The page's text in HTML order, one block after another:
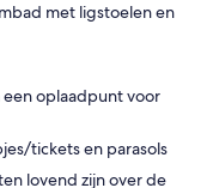
met ligstoelen en
oplaadpunt voor
tickets en parasols
lovend zijn over de